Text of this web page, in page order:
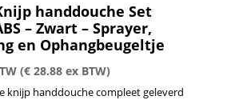
handdouche Set
– Zwart – Sprayer,
en Ophangbeugeltje
(€28.88ex BTW)
knijp handdouche compleet geleverd